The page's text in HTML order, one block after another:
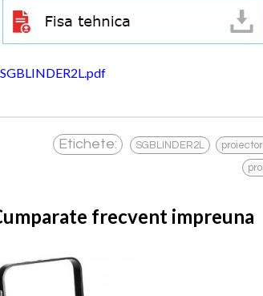
SGBLINDER2L.pdf
Etichete: SGBLINDER2L
frecvent impreuna